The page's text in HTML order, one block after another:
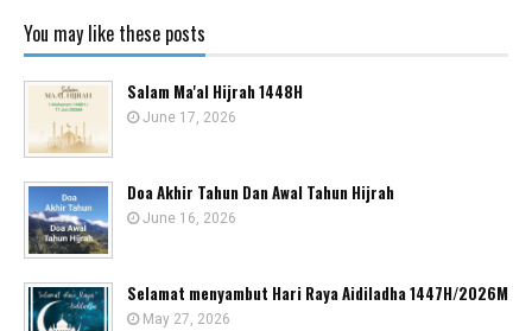
You may like these posts
Salam Ma'al Hijrah 1448H
June 17, 2026
Doa Akhir Tahun Dan Awal Tahun Hijrah
June 16, 2026
Selamat menyambut Hari Raya Aidiladha 1447H/2026M
May 27, 2026